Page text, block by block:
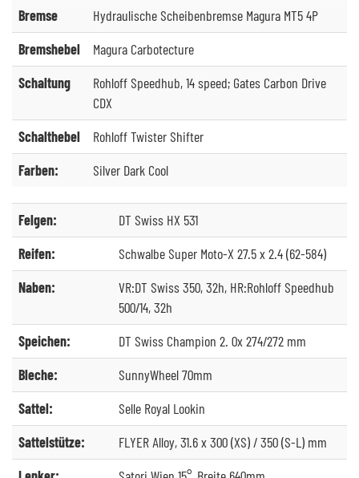
Bremse
Hydraulische Scheibenbremse Magura MT5 4P
Bremshebel
Magura Carbotecture
Schaltung
Rohloff Speedhub, 14 speed; Gates Carbon Drive
CDX
Schalthebel
Rohloff Twister Shifter
Farben:
Silver Dark Cool
Felgen:
DT Swiss HX 531
Reifen:
Schwalbe Super Moto-X 27.5 x 2.4 (62-584)
Naben:
VR:DT Swiss 350, 32h, HR:Rohloff Speedhub
500/14, 32h
Speichen:
DT Swiss Champion 2. 0x 274/272 mm
Bleche:
SunnyWheel 70mm
Sattel:
Selle Royal Lookin
Sattelstütze:
FLYER Alloy, 31.6 x 300 (XS) / 350 (S-L) mm